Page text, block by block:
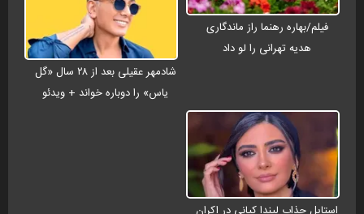
فیلم/بهاره رهنما راز ماندگاری
هدیه تهرانی را لو داد
شادمهر عقیلی بعد از ۲۸ سال «گل
یاس» را دوباره خواند + ویدئو